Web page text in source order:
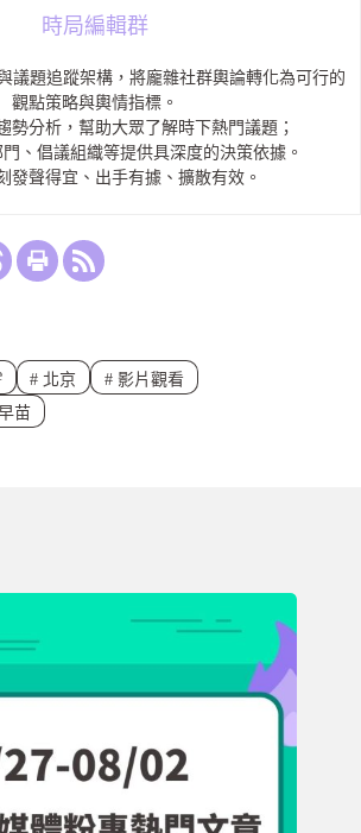
時局編輯群
議題追蹤架構，將龐雜社群輿論轉化為可行的
觀點策略與輿情指標。
勢分析，幫助大眾了解時下熱門議題；
、倡議組織等提供具深度的決策依據。
發聲得宜、出手有據、擴散有效。
# 北京 # 影片觀看
苗